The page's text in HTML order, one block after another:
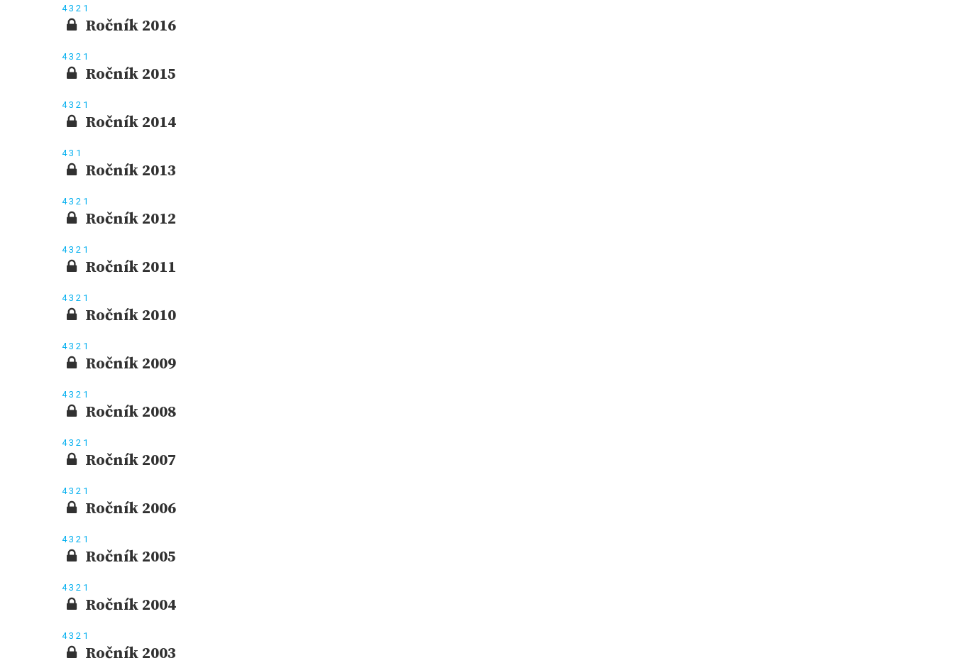
43 2 1
Ročník 2016
43 2 1
Ročník 2015
43 2 1
Ročník 2014
43 1
Ročník 2013
43 2 1
Ročník 2012
43 2 1
Ročník 2011
43 2 1
Ročník 2010
43 2 1
Ročník 2009
43 2 1
Ročník 2008
43 2 1
Ročník 2007
43 2 1
Ročník 2006
43 2 1
Ročník 2005
43 2 1
Ročník 2004
43 2 1
Ročník 2003